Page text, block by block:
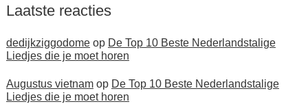
Laatste reacties
dedijkziggodomeop De Top 10 Beste Nederlandstalige
Liedjes die je moet horen
Augustus vietnamop De Top 10 Beste Nederlandstalige
Liedjes die je moet horen